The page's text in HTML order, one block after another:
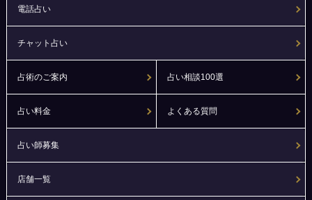
電話占い
チャット占い
占術のご案内 占い相談100選
占い料金 よくある質問
占い師募集
店舗一覧